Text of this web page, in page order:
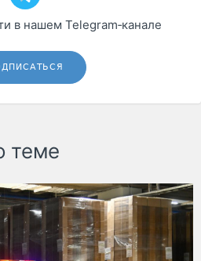
в нашем Telegram‑канале
теме